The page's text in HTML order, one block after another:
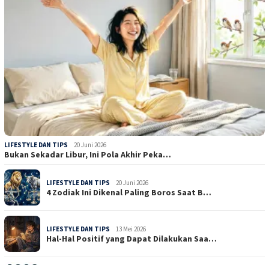
LIFESTYLE DAN TIPS 20 Juni 2026
Bukan Sekadar Libur, Ini Pola Akhir Peka…
LIFESTYLE DAN TIPS 20 Juni 2026
4 Zodiak Ini Dikenal Paling Boros Saat B…
LIFESTYLE DAN TIPS 13 Mei 2026
Hal-Hal Positif yang Dapat Dilakukan Saa…